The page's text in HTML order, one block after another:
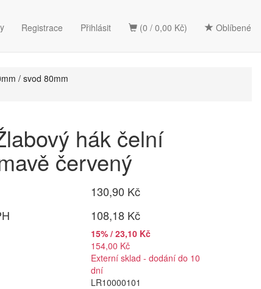
(0 / 0,00 Kč) Oblíbené
Registrace Přihlásit
/ svod 80mm
hák čelní
červený
130,90 Kč
108,18 Kč
15% / 23,10 Kč
154,00 Kč
Externí sklad - dodání do 10
dní
LR10000101